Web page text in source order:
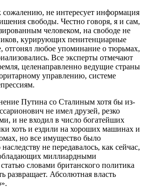
не интересует информация
свободы. Честно говоря, я и сам,
человеком, на свободе не
курирующих пенитенциарные
отгонял любое упоминание о тюрьмах,
Все эксперты отмечают
целенаправленно ведущие страны
управлению, системе
Путина со Сталиным хотя бы из-
не имел друзей, резко
и не входил в число богатейших
хоть и ездили на хороших машинах и
но все имущество было
не передавалось, как сейчас,
миллиардными
словами британского политика
развращает. Абсолютная власть